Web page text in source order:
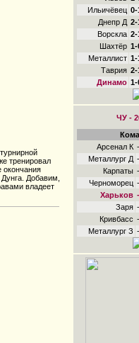
тренировал
окончания
Добавим,
владеет
Ильичёвец 0-
Днепр Д 2-
Ворскла 2-
Шахтёр 1-
Металлист 1-
Таврия 2-
Динамо 1-
ЧУ -
Арсенал К -
Металлург Д -
Карпаты -
Черноморец -
Харьков -
Заря -
Кривбасс -
Металлург З -